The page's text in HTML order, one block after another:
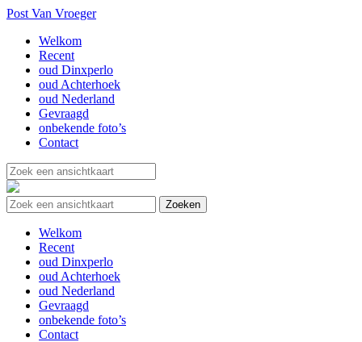
Post Van Vroeger
Welkom
Recent
oud Dinxperlo
oud Achterhoek
oud Nederland
Gevraagd
onbekende foto’s
Contact
Welkom
Recent
oud Dinxperlo
oud Achterhoek
oud Nederland
Gevraagd
onbekende foto’s
Contact